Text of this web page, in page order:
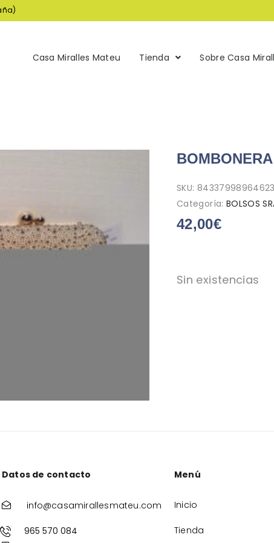
Casa Miralles Mateu Tienda Sobre Casa
SKU: 84337998964623
Categoría: BOLSOS
42,00€
Sin existencias
Datos de contacto
info@casamirallesmateu.com
965 570 084
Menú
Inicio
Tienda